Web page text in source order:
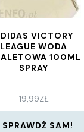
VICTORY
LEAGUE WODA
100ML
SPRAY
19,99ZŁ
SPRAWDŹ SAM!